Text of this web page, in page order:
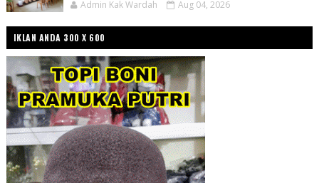
Admin Kak Wardah Aug 04, 2026
IKLAN ANDA 300 X 600